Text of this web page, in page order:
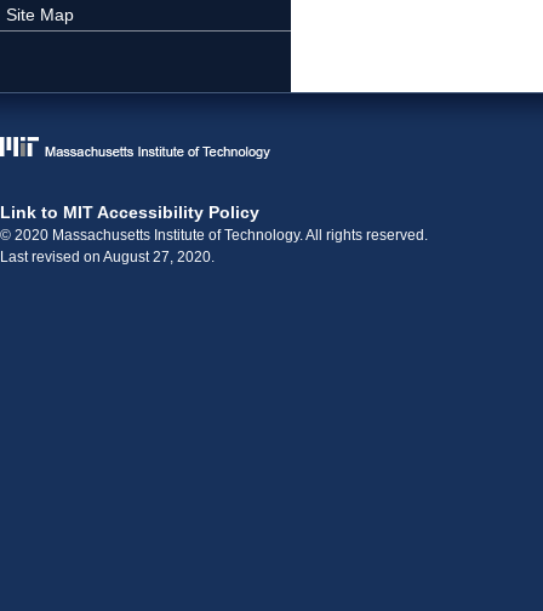
Site Map
Link to MIT Accessibility Policy
© 2020 Massachusetts Institute of Technology. All rights reserved.
Last revised on August 27, 2020.